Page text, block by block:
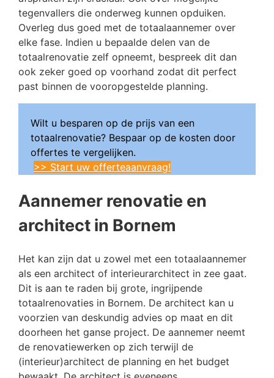
tegenvallers die onderweg kunnen opduiken.
Overleg dus goed met de totaalaannemer over
elke fase. Indien u bepaalde delen van de
totaalrenovatie zelf opneemt, bespreek dit dan
ook zeker goed op voorhand zodat dit perfect
past binnen de vooropgestelde planning.
Wilt u besparen op de prijs van een
totaalrenovatie? Bespaar op de kosten door
offertes te vergelijken.
>> Start uw offerteaanvraag!
Aannemer renovatie en
architect in Bornem
Het kan zijn dat u zowel met een totaalaannemer
als een architect of interieurarchitect in zee gaat.
Dit is aan te raden bij grote, ingrijpende
totaalrenovaties in Bornem. De architect kan u
voorzien van deskundig advies op maat en dit
doorheen het ganse project. De aannemer neemt
de renovatiewerken op zich terwijl de
(interieur)architect de planning en het budget